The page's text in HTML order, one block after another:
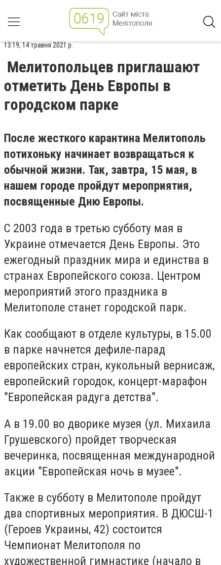
13:19, 14 травня 2021 р.
Мелитопольцев приглашают
отметить День Европы в
городском парке
После жесткого карантина Мелитополь
потихоньку начинает возвращаться к
обычной жизни. Так, завтра, 15 мая, в
нашем городе пройдут мероприятия,
посвященные Дню Европы.
С 2003 года в третью субботу мая в
Украине отмечается День Европы. Это
ежегодный праздник мира и единства в
странах Европейского союза. Центром
мероприятий этого праздника в
Мелитополе станет городской парк.
Как сообщают в отделе культуры, в 15.00
в парке начнется дефиле-парад
европейских стран, кукольный вернисаж,
европейский городок, концерт-марафон
"Европейская радуга детства".
А в 19.00 во дворике музея (ул. Михаила
Грушевского) пройдет творческая
вечеринка, посвященная международной
акции "Европейская ночь в музее".
Также в субботу в Мелитополе пройдут
два спортивных мероприятия. В ДЮСШ-1
(Героев Украины, 42) состоится
Чемпионат Мелитополя по
художественной гимнастике (начало в